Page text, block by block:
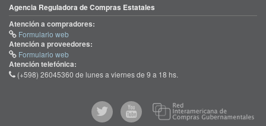
Agencia Reguladora de Compras Estatales
Atención a compradores:
Formulario web
Atención a proveedores:
Formulario web
Atención telefónica:
(+598) 26045360 de lunes a viernes de 9 a 18 hs.
@comprasgubuy
ACCE